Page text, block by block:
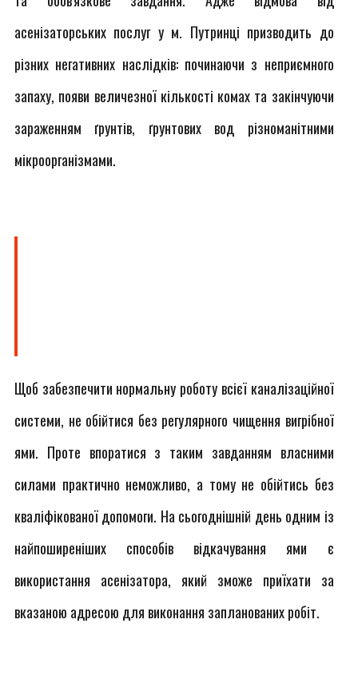
асенізаторських послуг у м. Путринці призводить до
різних негативних наслідків: починаючи з неприємного
запаху, появи величезної кількості комах та закінчуючи
зараженням ґрунтів, ґрунтових вод різноманітними
мікроорганізмами.
Щоб забезпечити нормальну роботу всієї каналізаційної
системи, не обійтися без регулярного чищення вигрібної
ями. Проте впоратися з таким завданням власними
силами практично неможливо, а тому не обійтись без
кваліфікованої допомоги. На сьогоднішній день одним із
найпоширеніших способів відкачування ями є
використання асенізатора, який зможе приїхати за
вказаною адресою для виконання запланованих робіт.